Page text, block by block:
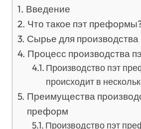
Введение
Что такое пэт
Сырье для
Процесс производства
Производство пэт
происходит в
Преимущества
преформ
Производство пэт